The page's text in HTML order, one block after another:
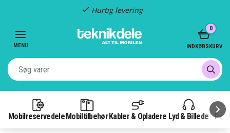
Fragt kun 29,-
MENU
Mobilreservedele Mobiltilbehør Kabler & Opladere Lyd & Billede
0
INDKØBSKURV